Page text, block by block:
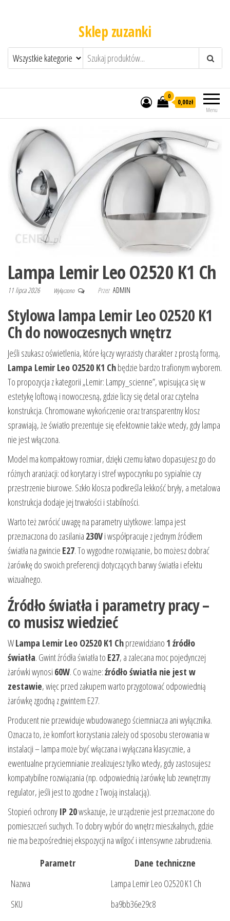
Sklep zuzanki
Menu
0
0,00zł
Lampa Lemir Leo O2520 K1 Ch
11 lipca 2026 Wyłączono Przez ADMIN
Stylowa lampa Lemir Leo O2520 K1
Ch do nowoczesnych wnętrz
Jeśli szukasz oświetlenia, które łączy wyrazisty charakter z prostą formą,
Lampa Lemir Leo O2520 K1 Chbędzie bardzo trafionym wyborem.
To propozycja z kategorii „Lemir: Lampy_scienne”, wpisująca się w
estetykę loftową i nowoczesną, gdzie liczy się detal oraz czytelna
konstrukcja. Chromowane wykończenie oraz transparentny klosz
sprawiają, że światło prezentuje się efektownie także wtedy, gdy lampa
nie jest włączona.
Model ma kompaktowy rozmiar, dzięki czemu łatwo dopasujesz go do
różnych aranżacji: od korytarzy i stref wypoczynku po sypialnie czy
przestrzenie biurowe. Szkło klosza podkreśla lekkość bryły, a metalowa
konstrukcja dodaje jej trwałości i stabilności.
Warto też zwrócić uwagę na parametry użytkowe: lampa jest
przeznaczona do zasilania 230Vi współpracuje z jednym źródłem
światła na gwincie E27. To wygodne rozwiązanie, bo możesz dobrać
żarówkę do swoich preferencji dotyczących barwy światła i efektu
wizualnego.
Źródło światła i parametry pracy –
co musisz wiedzieć
WLampa Lemir Leo O2520 K1 Chprzewidziano 1 źródło
światła. Gwint źródła światła to E27, a zalecana moc pojedynczej
żarówki wynosi 60W. Co ważne:źródło światła nie jest w
zestawie, więc przed zakupem warto przygotować odpowiednią
żarówkę zgodną z gwintem E27.
Producent nie przewiduje wbudowanego ściemniacza ani wyłącznika.
Oznacza to, że komfort korzystania zależy od sposobu sterowania w
instalacji – lampa może być włączana i wyłączana klasycznie, a
ewentualne przyciemnianie zrealizujesz tylko wtedy, gdy zastosujesz
kompatybilne rozwiązania (np. odpowiednią żarówkę lub zewnętrzny
regulator, jeśli jest to zgodne z Twoją instalacją).
Stopień ochrony IP 20wskazuje, że urządzenie jest przeznaczone do
pomieszczeń suchych. To dobry wybór do wnętrz mieszkalnych, gdzie
nie ma bezpośredniej ekspozycji na wilgoć i intensywne zabrudzenia.
Parametr
Dane techniczne
Nazwa
Lampa Lemir Leo O2520 K1 Ch
SKU
ba9bb36e29c8